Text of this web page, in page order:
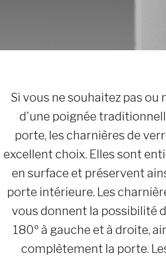
Si vous ne souhaitez pas ou
d'une poignée
porte, les charnières de
excellent choix. Elles sont
en surface et préservent
porte intérieure. Les
vous donnent la possibilité
180º à gauche et à droite,
complètement la porte.